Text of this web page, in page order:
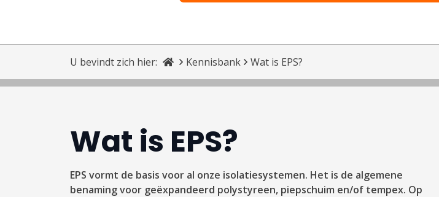
U bevindt zich hier: Kennisbank Wat is EPS?
Wat is EPS?
EPS vormt de basis voor al onze isolatiesystemen. Het is de algemene
benaming voor geëxpandeerd polystyreen, piepschuim en/of tempex. Op